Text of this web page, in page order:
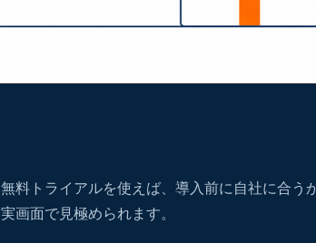
無料トライアルを使えば、導入前に自社に合う
実画面で見極められます。